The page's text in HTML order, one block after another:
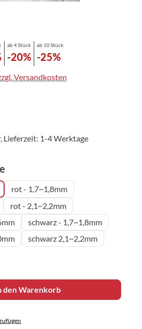
ab 4 Stück
-20%
ab 10 Stück
-25%
Versandkosten
von 5 von 5 Sternen
Lieferzeit: 1-4 Werktage
rot - 1,7~1,8mm
rot - 2,1~2,2mm
schwarz - 1,7~1,8mm
schwarz 2,1~2,2mm
Gib den gewünschten
den Warenkorb